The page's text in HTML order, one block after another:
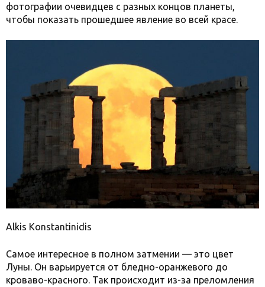
фотографии очевидцев с разных концов планеты,
чтобы показать прошедшее явление во всей красе.
Alkis Konstantinidis
Самое интересное в полном затмении — это цвет
Луны. Он варьируется от бледно-оранжевого до
кроваво-красного. Так происходит из-за преломления